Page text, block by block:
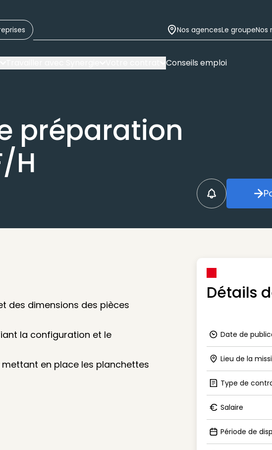
Nos agencesLe groupeNos
Conseils emploi
préparation
H
Créer mon
des dimensions des pièces
la configuration et le
en place les planchettes
Détails
Icon Date de
Date de
Icon Lieu de la
Lieu de la
Icon Type de
Type de
Icon Salaire
Salaire
Icon Période de
Période de